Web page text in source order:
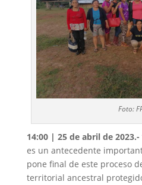
Foto:
14:00 | 25 de abril de 2023.-
es un antecedente
pone final de este proceso
territorial ancestral